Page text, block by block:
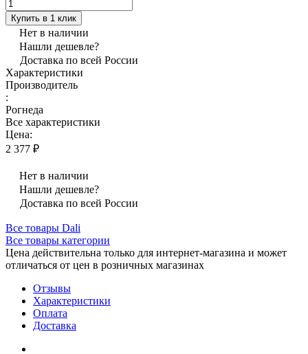
Купить в 1 клик
Нет в наличии
Нашли дешевле?
Доставка по всей России
Характеристики
Производитель
:
Рогнеда
Все характеристики
Цена:
2 377 ₽
Нет в наличии
Нашли дешевле?
Доставка по всей России
Все товары Dali
Все товары категории
Цена действительна только для интернет-магазина и может
отличаться от цен в розничных магазинах
Отзывы
Характеристики
Оплата
Доставка